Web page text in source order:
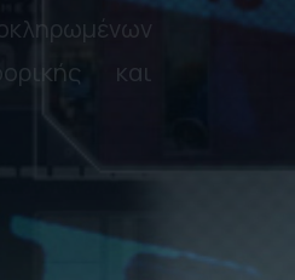
Lenovo,